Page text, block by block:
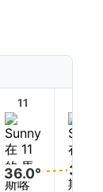
11
36.0° 37.0°